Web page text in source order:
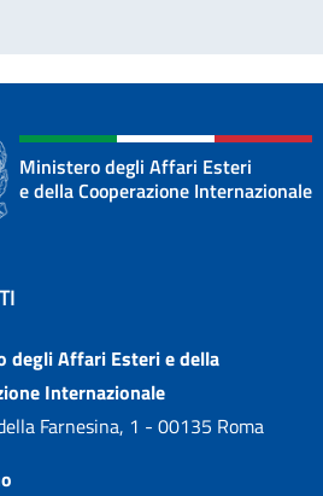
Ministero degli Affari Esteri
e della Cooperazione Internazionale
footer
degli Affari Esteri e della
Internazionale
Farnesina, 1 - 00135 Roma